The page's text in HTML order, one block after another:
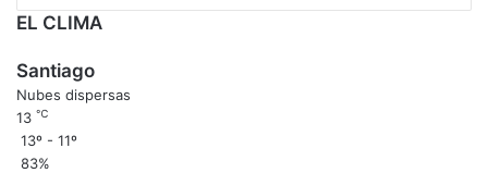
u
p
e
m
o
EL CLIMA
Santiago
Nubes dispersas
13 ℃
13º - 11º
83%